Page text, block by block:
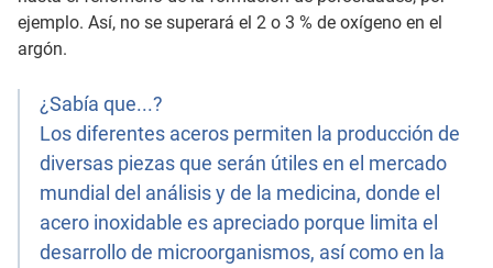
ejemplo. Así, no se superará el 2 o 3 % de oxígeno en el
argón.
¿Sabía que...?
Los diferentes aceros permiten la producción de
diversas piezas que serán útiles en el mercado
mundial del análisis y de la medicina, donde el
acero inoxidable es apreciado porque limita el
desarrollo de microorganismos, así como en la